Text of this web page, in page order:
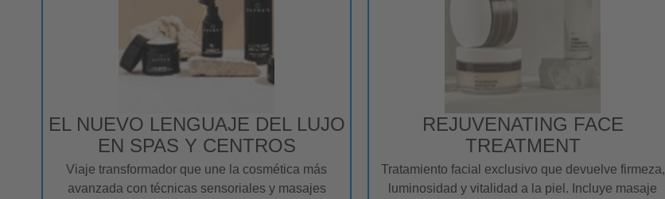
EL NUEVO LENGUAJE DEL LUJO
EN SPAS Y CENTROS
Viaje transformador que une la cosmética más
avanzada con técnicas sensoriales y masajes
REJUVENATING FACE
TREATMENT
Tratamiento facial exclusivo que devuelve firmeza,
luminosidad y vitalidad a la piel. Incluye masaje